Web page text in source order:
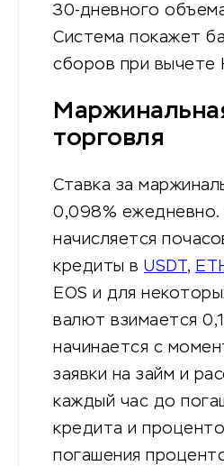
30-дневного
Система покажет
сборов при вычете
торговля
Ставка за
0,098% ежедневно.
начисляется
кредиты в USDT ,
EOS и для
валют взимается
начинается с
заявки на займ и
каждый час до
кредита и
погашения